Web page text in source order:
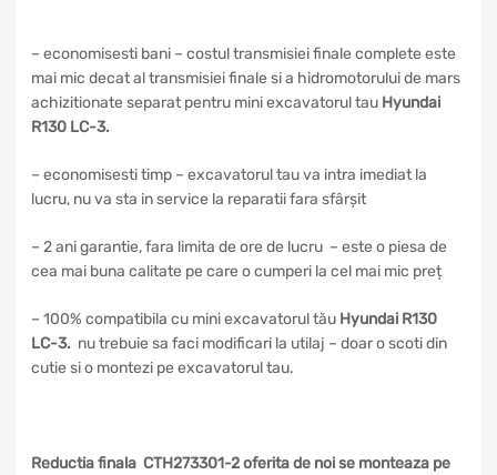
– economisesti bani – costul transmisiei finale complete este
mai mic decat al transmisiei finale si a hidromotorului de mars
achizitionate separat pentru mini excavatorul tau Hyundai
R130 LC-3.
– economisesti timp – excavatorul tau va intra imediat la
lucru, nu va sta in service la reparatii fara sfârșit
– 2 ani garantie, fara limita de ore de lucru – este o piesa de
cea mai buna calitate pe care o cumperi la cel mai mic preț
– 100% compatibila cu mini excavatorul tău Hyundai R130
LC-3. nu trebuie sa faci modificari la utilaj – doar o scoti din
cutie si o montezi pe excavatorul tau.
Reductia finala CTH273301-2 oferita de noi se monteaza pe